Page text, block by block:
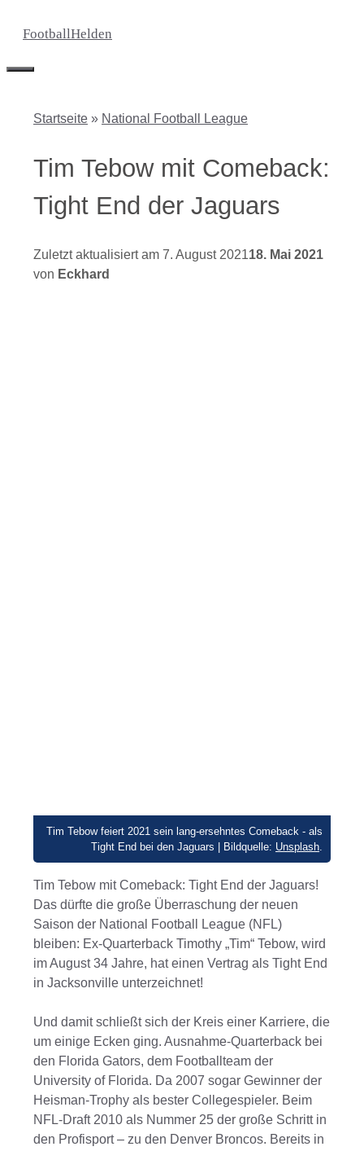
Inhalt
springen
FootballHelden
Startseite » National Football League
Tim Tebow mit Comeback:
Tight End der Jaguars
7. August 202118. Mai 2021
von Eckhard
Tim Tebow feiert 2021 sein lang-ersehntes Comeback - als
Tight End bei den Jaguars | Bildquelle: Unsplash.
Tim Tebow mit Comeback: Tight End der Jaguars!
Das dürfte die große Überraschung der neuen
Saison der National Football League (NFL)
bleiben: Ex-Quarterback Timothy „Tim“ Tebow, wird
im August 34 Jahre, hat einen Vertrag als Tight End
in Jacksonville unterzeichnet!
Und damit schließt sich der Kreis einer Karriere, die
um einige Ecken ging. Ausnahme-Quarterback bei
den Florida Gators, dem Footballteam der
University of Florida. Da 2007 sogar Gewinner der
Heisman-Trophy als bester Collegespieler. Beim
NFL-Draft 2010 als Nummer 25 der große Schritt in
den Profisport – zu den Denver Broncos. Bereits in